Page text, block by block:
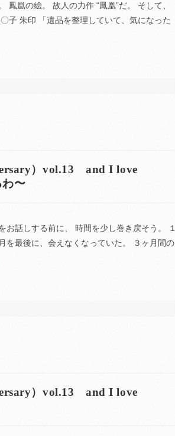
凰の絵。 故人の力作 “鳳凰”だ。 そして、
子 朱印 「遺品を整理していて、気になった
）vol.13 and I love
〜
話しする前に、 時間を少し巻き戻そう。 １
を最後に、会えなくなっていた。 ３ヶ月間の
）vol.13 and I love